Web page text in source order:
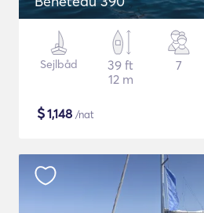
Sejlbåd
39 ft
12 m
7
$1,148 /nat